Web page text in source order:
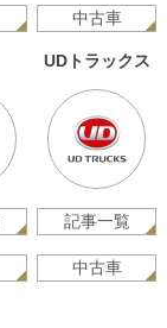
中古車
UDトラックス
記事一覧
中古車